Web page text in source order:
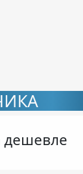
дешевле